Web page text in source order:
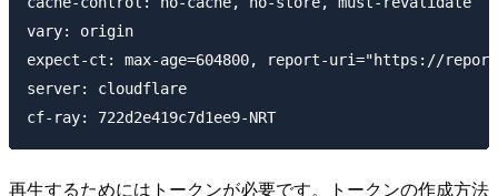
vary: origin
expect-ct: max-age=604800, report-uri="https://
server: cloudflare
再生するためにはトークンが必要です。トークンの作成方法